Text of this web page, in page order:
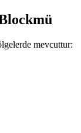
mevcuttur: